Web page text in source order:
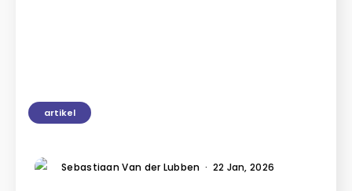
artikel
Sebastiaan Van der Lubben · 22 Jan, 2026